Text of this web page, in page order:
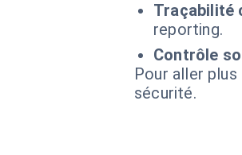
Traçabilité
reporting.
Contrôle
Pour aller
sécurité.